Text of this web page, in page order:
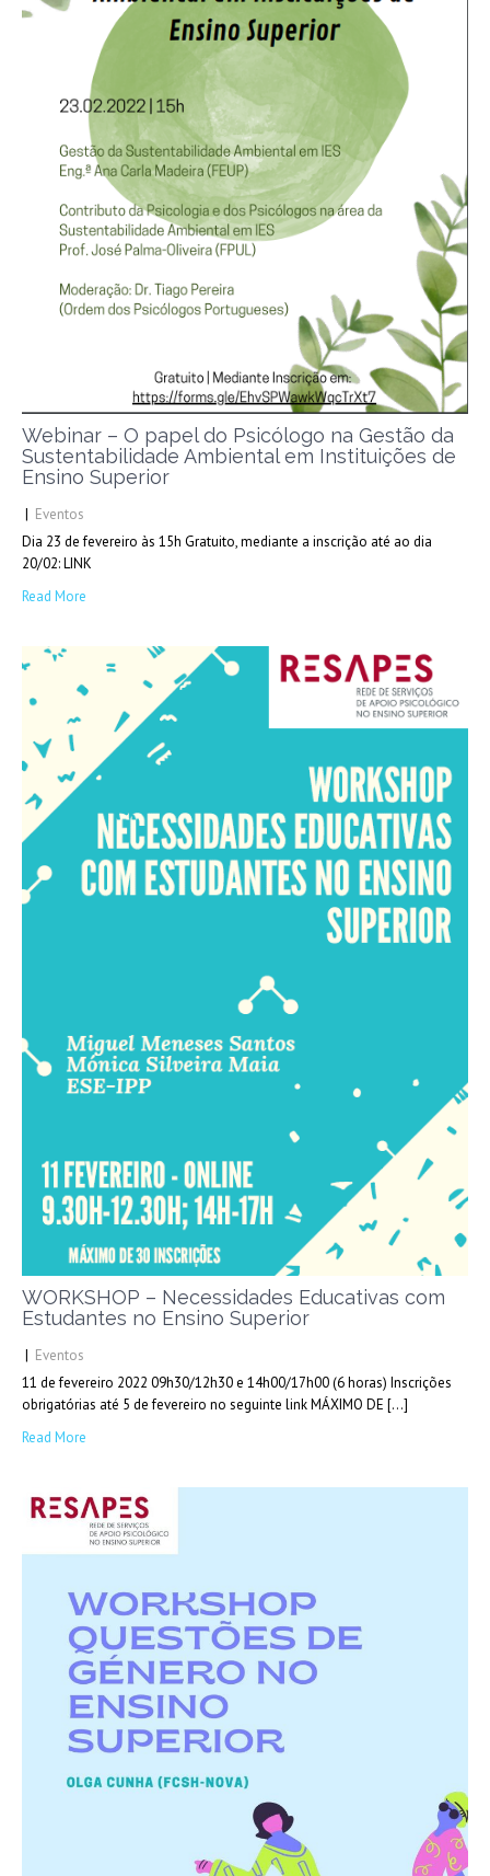
Webinar – O papel do Psicólogo na Gestão da
Sustentabilidade Ambiental em Instituições de
Ensino Superior
| Eventos
Dia 23 de fevereiro às 15h Gratuito, mediante a inscrição até ao dia
20/02: LINK
Read More
WORKSHOP – Necessidades Educativas com
Estudantes no Ensino Superior
| Eventos
11 de fevereiro 2022 09h30/12h30 e 14h00/17h00 (6 horas) Inscrições
obrigatórias até 5 de fevereiro no seguinte link MÁXIMO DE […]
Read More